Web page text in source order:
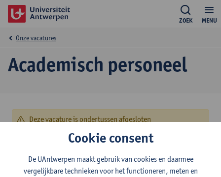
MENU
ZOEK
Academisch personeel
Onze vacatures
Deze vacature is ondertussen afgesloten
Cookie consent
De UAntwerpen maakt gebruik van cookies en daarmee
vergelijkbare technieken voor het functioneren, meten en